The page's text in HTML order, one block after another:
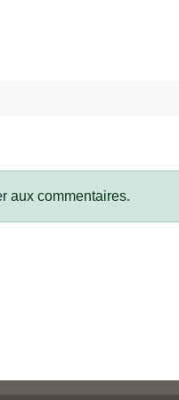
aux commentaires.